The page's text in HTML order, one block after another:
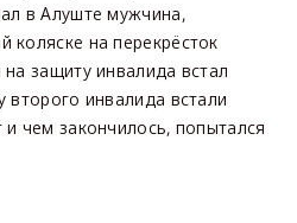
в Алуште мужчина,
коляске на перекрёсток
защиту инвалида встал
второго инвалида встали
чем закончилось, попытался